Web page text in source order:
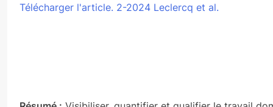
Télécharger l'article. 2-2024 Leclercq et al.